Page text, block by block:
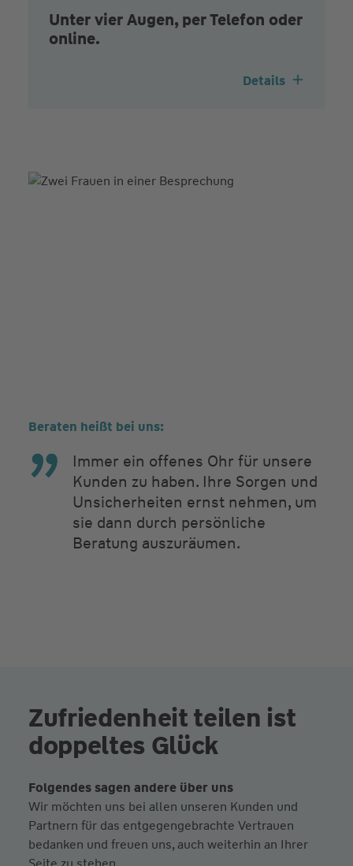
Unter vier Augen, per Telefon oder
online.
Details
Beraten heißt bei uns:
Immer ein offenes Ohr für unsere
Kunden zu haben. Ihre Sorgen und
Unsicherheiten ernst nehmen, um
sie dann durch persönliche
Beratung auszuräumen.
Zufriedenheit teilen ist
doppeltes Glück
Folgendes sagen andere über uns
Wir möchten uns bei allen unseren Kunden und
Partnern für das entgegengebrachte Vertrauen
bedanken und freuen uns, auch weiterhin an Ihrer